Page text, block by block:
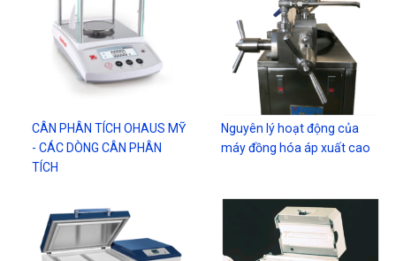
CÂN PHÂN TÍCH OHAUS MỸ
- CÁC DÒNG CÂN PHÂN
TÍCH
Nguyên lý hoạt động của
máy đồng hóa áp xuất cao